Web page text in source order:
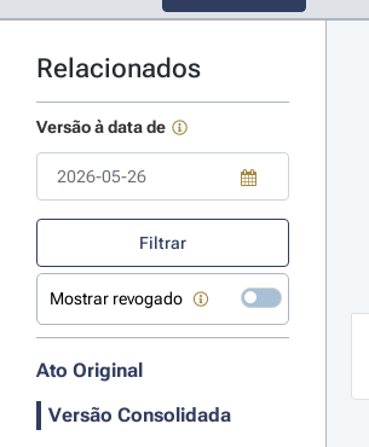
Relacionados
Versão à data de
Filtrar
Mostrar revogado
Ato Original
Versão Consolidada